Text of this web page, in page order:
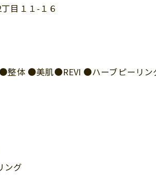
目１１-１６
体 ●美肌●REVI ●ハーブピーリ
ング